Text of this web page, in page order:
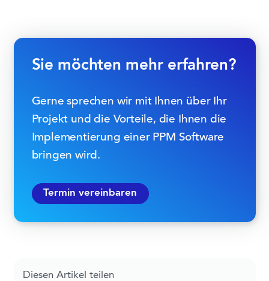
Sie möchten mehr erfahren?
Gerne sprechen wir mit Ihnen über Ihr
Projekt und die Vorteile, die Ihnen die
Implementierung einer PPM Software
bringen wird.
Termin vereinbaren
Diesen Artikel teilen